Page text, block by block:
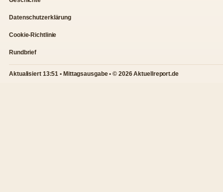
Datenschutzerklärung
Cookie-Richtlinie
Rundbrief
Aktualisiert 13:51 • Mittagsausgabe • © 2026 Aktuellreport.de